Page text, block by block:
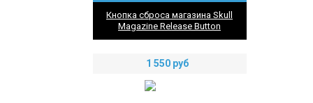
Кнопка сброса магазина Skull
Magazine Release Button
1 550 руб